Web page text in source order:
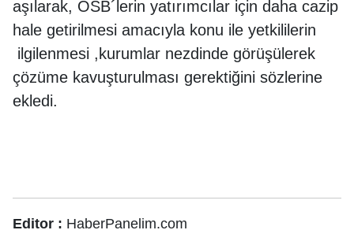
aşılarak, OSB´lerin yatırımcılar için daha cazip
hale getirilmesi amacıyla konu ile yetkililerin
ilgilenmesi ,kurumlar nezdinde görüşülerek
çözüme kavuşturulması gerektiğini sözlerine
ekledi.
Editor : HaberPanelim.com